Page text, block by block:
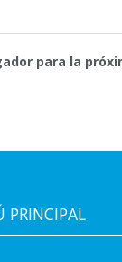
para la
PRINCIPAL